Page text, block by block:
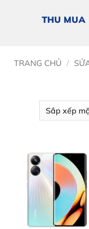
THU MUA
TRANG CHỦ /